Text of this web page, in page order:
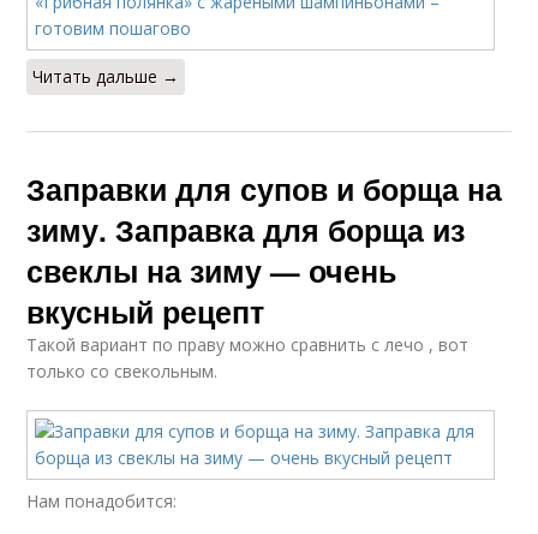
Читать дальше →
Заправки для супов и борща на
зиму. Заправка для борща из
свеклы на зиму — очень
вкусный рецепт
Такой вариант по праву можно сравнить с лечо , вот
только со свекольным.
Нам понадобится: